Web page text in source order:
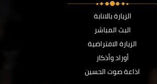
الزيارة بالانابة
البث المباشر
الزيارة الافتراضية
أوراد وأذكار
اذاعة صوت الحسين